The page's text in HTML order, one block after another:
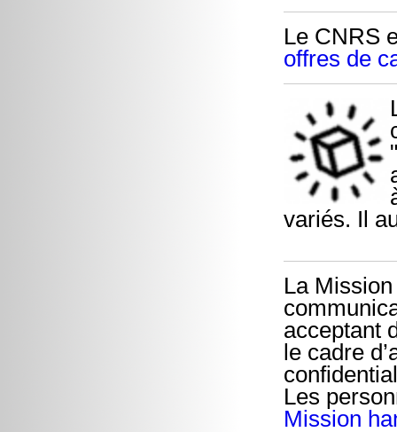
Le CNRS
offres de
variés. Il
La
acceptant
le cadre
Les
Mission